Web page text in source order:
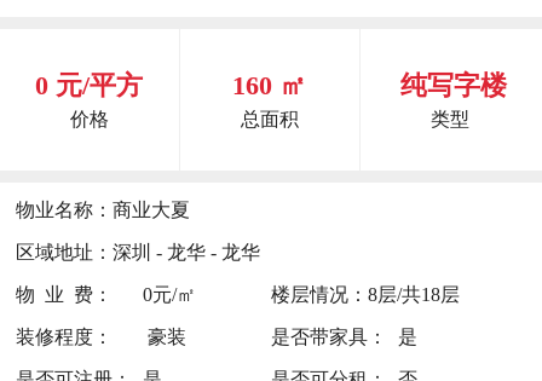
0 元/平方
价格
160 ㎡
总面积
纯写字楼
类型
物业名称：商业大夏
区域地址：深圳 - 龙华 - 龙华
物 业 费： 0元/㎡ 楼层情况： 8层/共18层
装修程度： 豪装 是否带家具： 是